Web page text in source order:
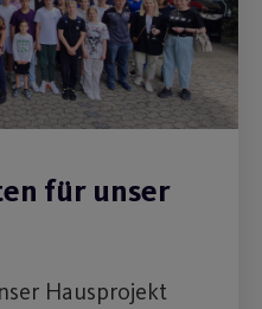
für unser
Hausprojekt